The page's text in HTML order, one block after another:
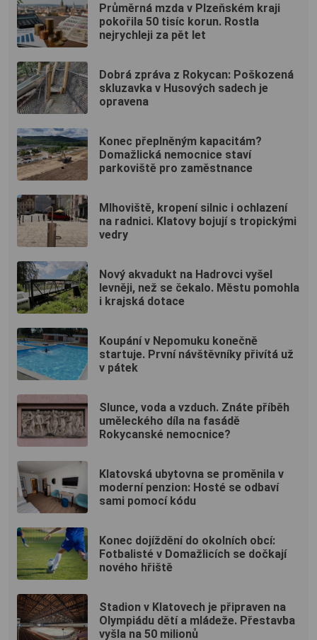
Průměrná mzda v Plzeňském kraji
pokořila 50 tisíc korun. Rostla
nejrychleji za pět let
Dobrá zpráva z Rokycan: Poškozená
skluzavka v Husových sadech je
opravena
Konec přeplněným kapacitám?
Domažlická nemocnice staví
parkoviště pro zaměstnance
Mlhoviště, kropení silnic i ochlazení
na radnici. Klatovy bojují s tropickými
vedry
Nový akvadukt na Hadrovci vyšel
levněji, než se čekalo. Městu pomohla
i krajská dotace
Koupání v Nepomuku konečně
startuje. První návštěvníky přivítá už
v pátek
Slunce, voda a vzduch. Znáte příběh
uměleckého díla na fasádě
Rokycanské nemocnice?
Klatovská ubytovna se proměnila v
moderní penzion: Hosté se odbaví
sami pomocí kódu
Konec dojíždění do okolních obcí:
Fotbalisté v Domažlicích se dočkají
nového hřiště
Stadion v Klatovech je připraven na
Olympiádu dětí a mládeže. Přestavba
vyšla na 50 milionů